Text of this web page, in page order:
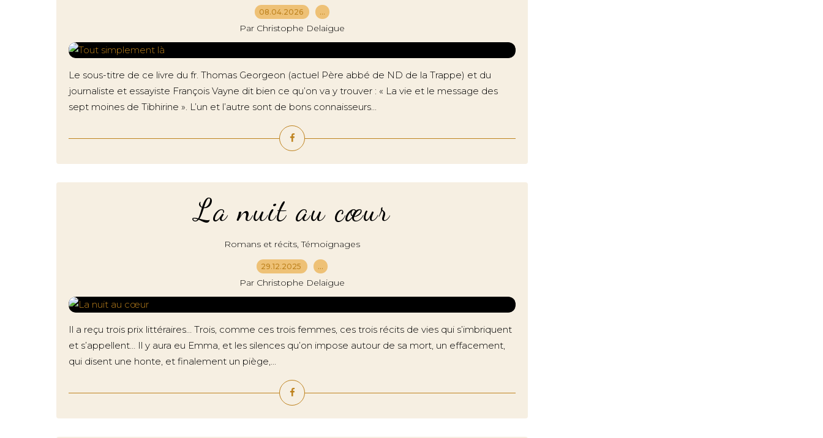
08.04.2026 …
Par Christophe Delaigue
Le sous-titre de ce livre du fr. Thomas Georgeon (actuel Père abbé de ND de la Trappe) et du
journaliste et essayiste François Vayne dit bien ce qu’on va y trouver : « La vie et le message des
sept moines de Tibhirine ». L’un et l’autre sont de bons connaisseurs...
La nuit au cœur
Romans et récits,Témoignages
29.12.2025 …
Par Christophe Delaigue
Il a reçu trois prix littéraires… Trois, comme ces trois femmes, ces trois récits de vies qui s’imbriquent
et s’appellent… Il y aura eu Emma, et les silences qu’on impose autour de sa mort, un effacement,
qui disent une honte, et finalement un piège,...